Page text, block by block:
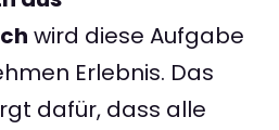
wird diese Aufgabe
Erlebnis. Das
dafür, dass alle